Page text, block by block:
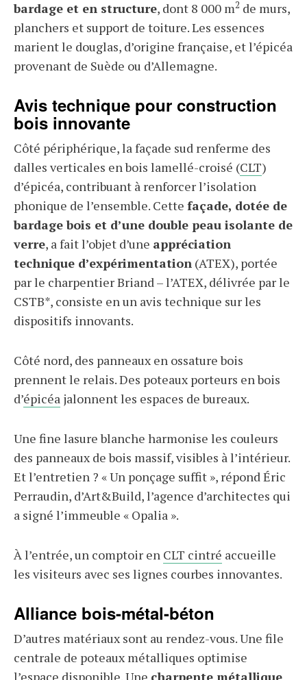
bardage et en structure, dont 8 000 m2 de murs,
planchers et support de toiture. Les essences
marient le douglas, d’origine française, et l’épicéa
provenant de Suède ou d’Allemagne.
Avis technique pour construction
bois innovante
Côté périphérique, la façade sud renferme des
dalles verticales en bois lamellé-croisé (CLT)
d’épicéa, contribuant à renforcer l’isolation
phonique de l’ensemble. Cette façade, dotée de
bardage bois et d’une double peau isolante de
verre, a fait l’objet d’une appréciation
technique d’expérimentation (ATEX), portée
par le charpentier Briand – l’ATEX, délivrée par le
CSTB*, consiste en un avis technique sur les
dispositifs innovants.
Côté nord, des panneaux en ossature bois
prennent le relais. Des poteaux porteurs en bois
d’épicéa jalonnent les espaces de bureaux.
Une fine lasure blanche harmonise les couleurs
des panneaux de bois massif, visibles à l’intérieur.
Et l’entretien ? « Un ponçage suffit », répond Éric
Perraudin, d’Art&Build, l’agence d’architectes qui
a signé l’immeuble « Opalia ».
À l’entrée, un comptoir en CLT cintré accueille
les visiteurs avec ses lignes courbes innovantes.
Alliance bois-métal-béton
D’autres matériaux sont au rendez-vous. Une file
centrale de poteaux métalliques optimise
l’espace disponible. Une charpente métallique